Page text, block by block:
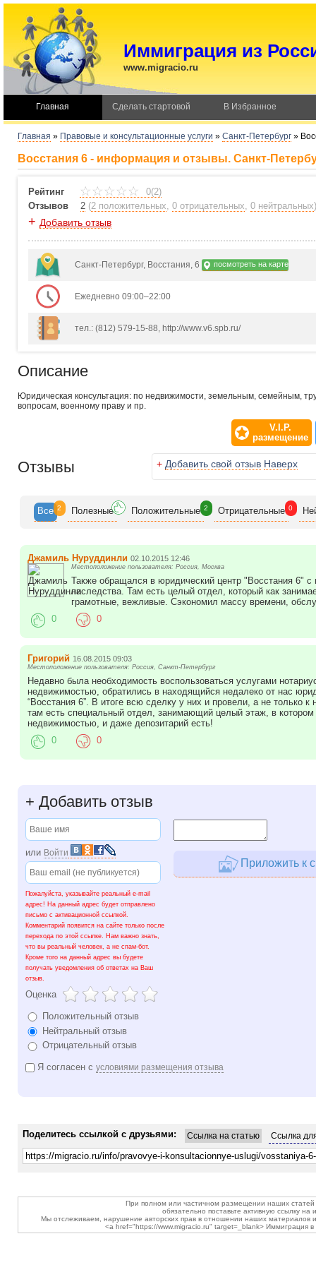
Иммиграция из
www.migracio.ru
Главная Сделать стартовой В Избранное
Главная » Правовые и консультационные услуги » Санкт-Петербург »
Восстания 6 - информация и отзывы. Санкт-
Рейтинг
0(2)
Отзывов
2 (2 положительных, 0 отрицательных, 0 нейтральных)
+ Добавить отзыв
Санкт-Петербург, Восстания, 6 посмотреть на карте
Ежедневно 09:00–22:00
тел.: (812) 579-15-88, http://www.v6.spb.ru/
Описание
Юридическая консультация: по недвижимости, земельным, семейным,
вопросам, военному праву и пр.
V.I.P.
размещение
Отзывы + Добавить свой отзыв Наверх
Все 2 Полезные Положительные 2 Отрицательные 0
Джамиль Нуруддинли 02.10.2015 12:46
Местоположение пользователя: Россия, Москва
Также обращался в юридический центр "Восстания 6"
наследства. Там есть целый отдел, который как
грамотные, вежливые. Сэкономил массу времени,
0
0
Григорий 16.08.2015 09:03
Местоположение пользователя: Россия, Санкт-Петербург
Недавно была необходимость воспользоваться услугами
недвижимостью, обратились в находящийся недалеко от нас
“Восстания 6”. В итоге всю сделку у них и провели, а не только к
там есть специальный отдел, занимающий целый этаж, в котором
недвижимостью, и даже депозитарий есть!
0
0
+ Добавить отзыв
или Войти
Пожалуйста, указывайте реальный e-mail
адрес! На данный адрес будет отправлено
письмо с активационной ссылкой.
Комментарий появится на сайте только после
перехода по этой ссылке. Нам важно знать,
что вы реальный человек, а не спам-бот.
Кроме того на данный адрес вы будете
получать уведомления об ответах на Ваш
отзыв.
Оценка
Положительный отзыв
Нейтральный отзыв
Отрицательный отзыв
Приложить к
Я согласен с условиями размещения отзыва
Ссылка на статью Ссылка
Поделитесь ссылкой с друзьями:
При полном или частичном размещении наших статей
обязательно поставьте активную ссылку на
Мы отслеживаем, нарушение авторских прав в отношении наших материалов
<a href="https://www.migracio.ru" target=_blank> Иммиграция